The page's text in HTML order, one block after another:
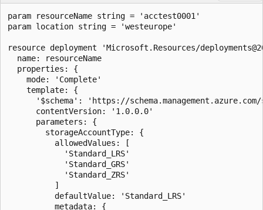
param resourceName string = 'acctest0001'
param location string = 'westeurope'
resource deployment 'Microsoft.Resources/
  name: resourceName
  properties: {
    mode: 'Complete'
    template: {
'$schema': 'https://
      contentVersion: '1.0.0.0'
      parameters: {
        storageAccountType: {
          allowedValues: [
            'Standard_LRS'
            'Standard_GRS'
            'Standard_ZRS'
          ]
          defaultValue: 'Standard_LRS'
          metadata: {